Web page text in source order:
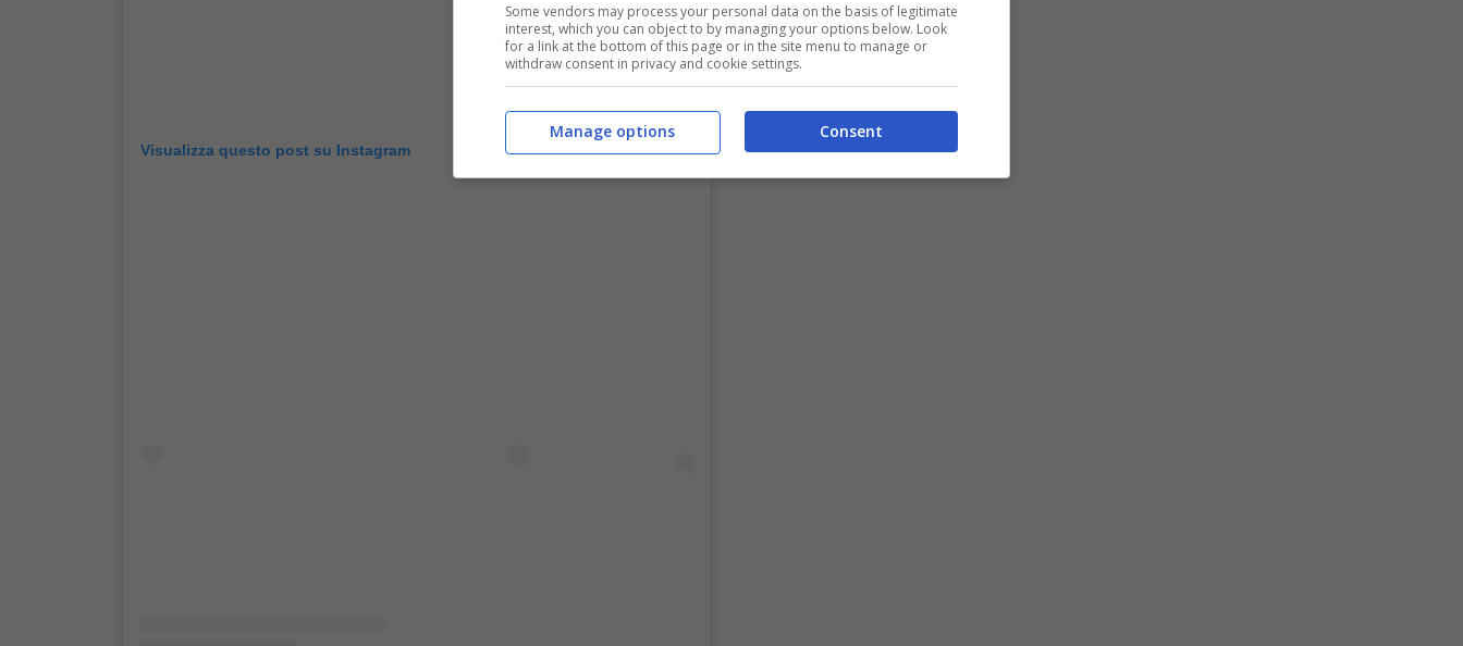
Visualizza questo post su Instagram
Some vendors may process your personal data on the basis of legitimate
interest, which you can object to by managing your options below. Look
for a link at the bottom of this page or in the site menu to manage or
withdraw consent in privacy and cookie settings.
Consent
Manage options